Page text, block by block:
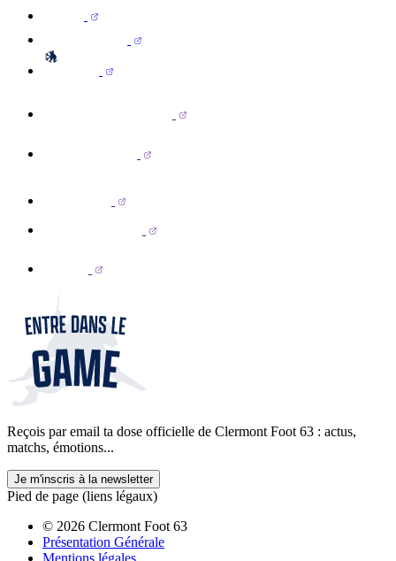
Reçois par email ta dose officielle de Clermont Foot 63 : actus,
matchs, émotions...
Je m'inscris à la newsletter
Pied de page (liens légaux)
© 2026 Clermont Foot 63
Présentation Générale
Mentions légales